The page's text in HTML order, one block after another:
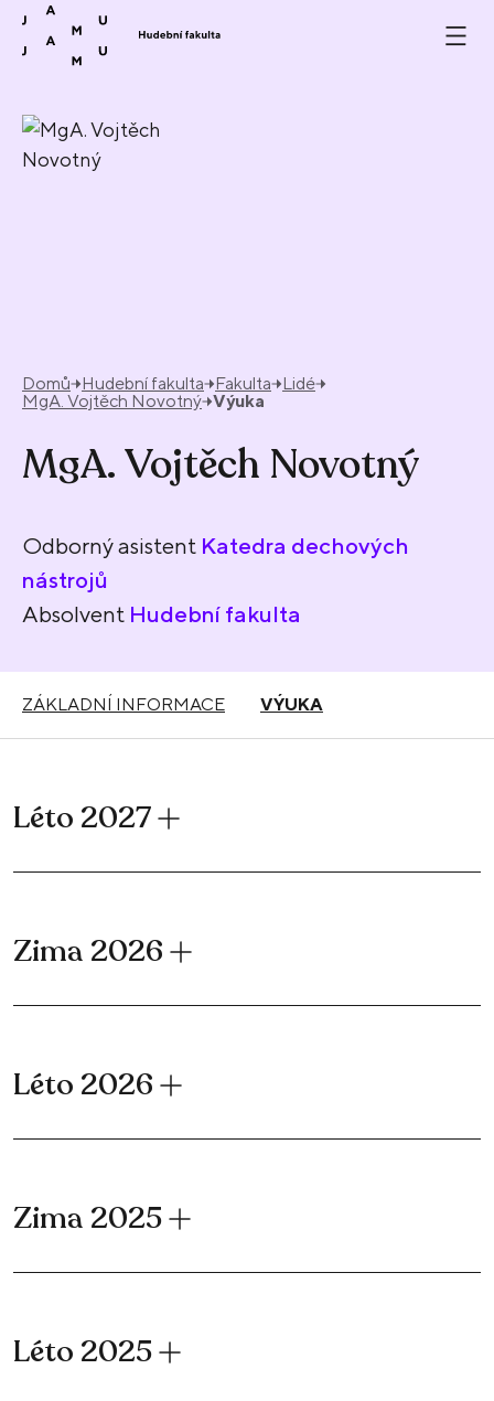
Přeskočit na obsah
Domů Hudební fakulta Fakulta
Lidé
MgA. Vojtěch Novotný Výuka
MgA. Vojtěch Novotný
Odborný asistent Katedra dechových
nástrojů
Absolvent Hudební fakulta
ZÁKLADNÍ INFORMACE VÝUKA
Léto 2027
Zima 2026
Léto 2026
Zima 2025
Léto 2025